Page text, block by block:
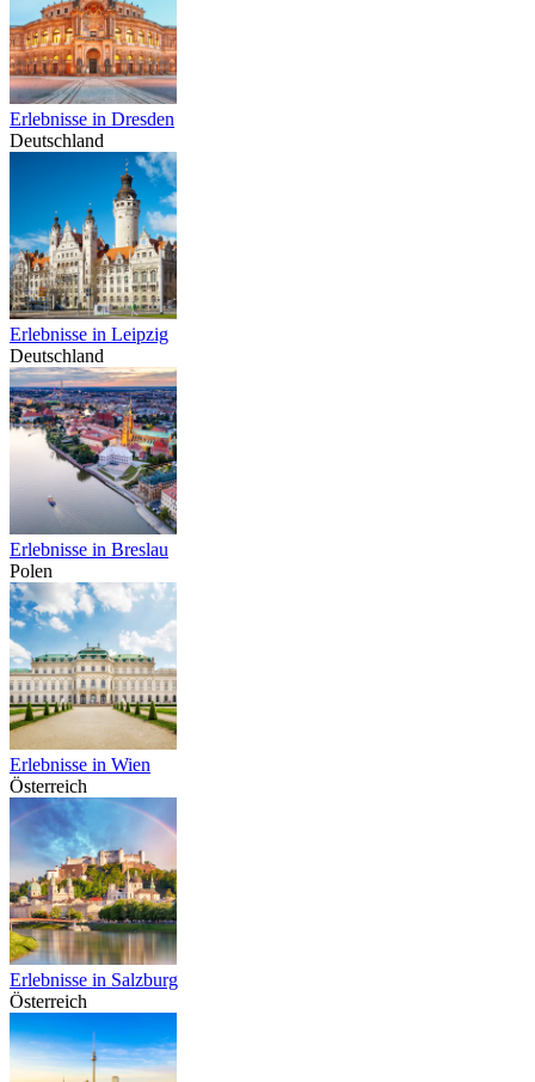
Erlebnisse in Dresden
Deutschland
Erlebnisse in Leipzig
Deutschland
Erlebnisse in Breslau
Polen
Erlebnisse in Wien
Österreich
Erlebnisse in Salzburg
Österreich